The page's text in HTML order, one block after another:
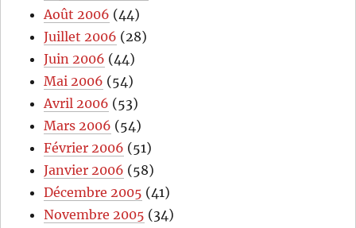
Août 2006 (44)
Juillet 2006 (28)
Juin 2006 (44)
Mai 2006 (54)
Avril 2006 (53)
Mars 2006 (54)
Février 2006 (51)
Janvier 2006 (58)
Décembre 2005 (41)
Novembre 2005 (34)